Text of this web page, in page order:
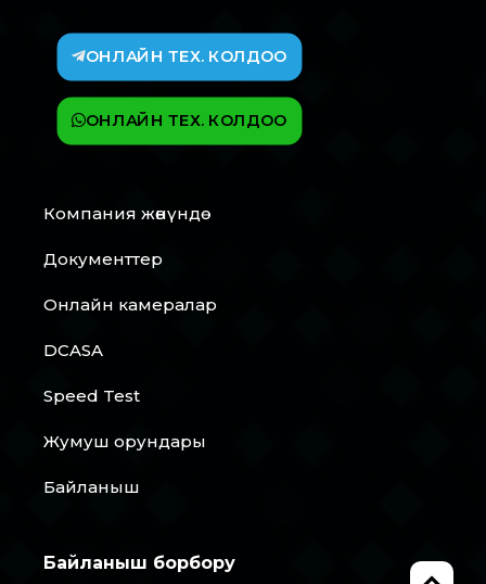
ОНЛАЙН ТЕХ. КОЛДОО
ОНЛАЙН ТЕХ. КОЛДОО
Компания жөнүндө
Документтер
Онлайн камералар
DCASA
Speed Test
Жумуш орундары
Байланыш
Байланыш борбору